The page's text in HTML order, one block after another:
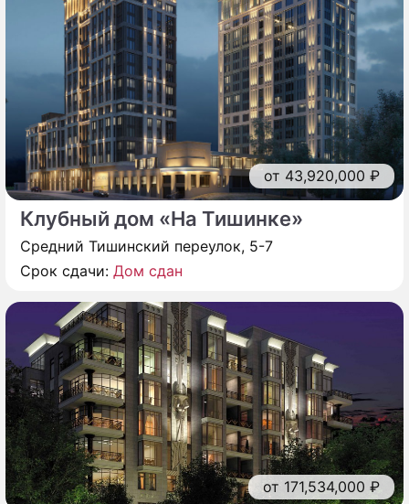
от 43,920,000 ₽
Клубный дом «На Тишинке»
Средний Тишинский переулок, 5-7
Срок сдачи: Дом сдан
от 171,534,000 ₽